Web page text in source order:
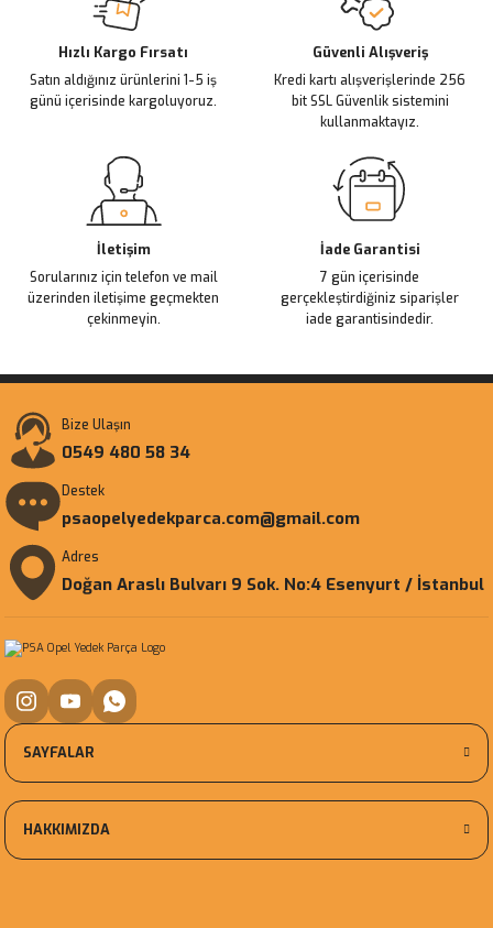
Ürün bilgilerinde hatalar bulunuyor.
Ürün fiyatı diğer sitelerden daha pahalı.
Bu ürüne benzer farklı alternatifler olmalı.
Hızlı Kargo Fırsatı
Satın aldığınız ürünlerini 1-5 iş
günü içerisinde kargoluyoruz.
Güvenli Alışveriş
Kredi kartı alışverişlerinde 256
bit SSL Güvenlik sistemini
kullanmaktayız.
İletişim
Sorularınız için telefon ve mail
üzerinden iletişime geçmekten
çekinmeyin.
İade Garantisi
7 gün içerisinde
gerçekleştirdiğiniz siparişler
iade garantisindedir.
Bize Ulaşın
0549 480 58 34
Destek
psaopelyedekparca.com@gmail.com
Adres
Doğan Araslı Bulvarı 9 Sok. No:4 Esenyurt / İstanbul
SAYFALAR
HAKKIMIZDA